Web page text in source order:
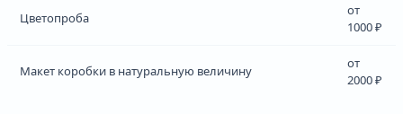
Цветопроба
от
1000 ₽
Макет коробки в натуральную величину
от
2000 ₽